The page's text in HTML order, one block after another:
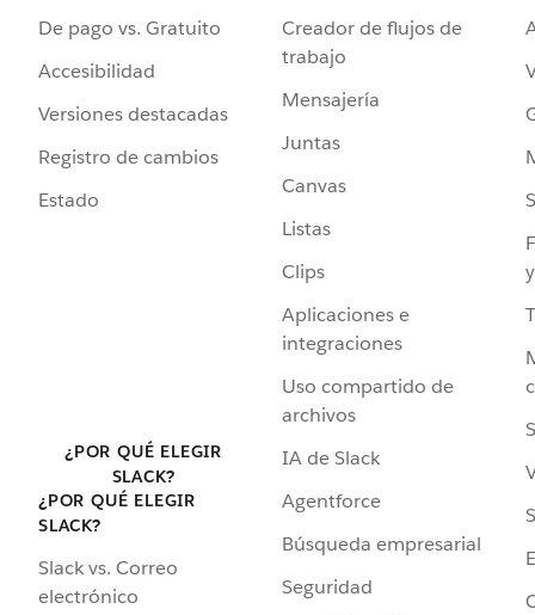
De pago vs. Gratuito
Accesibilidad
Versiones destacadas
Registro de cambios
Estado
¿POR QUÉ ELEGIR
SLACK?
¿POR QUÉ ELEGIR
SLACK?
Slack vs. Correo
electrónico
Creador de flujos de
trabajo
Mensajería
Juntas
Canvas
Listas
Clips
Aplicaciones e
integraciones
Uso compartido de
archivos
IA de Slack
Agentforce
Búsqueda empresarial
Seguridad